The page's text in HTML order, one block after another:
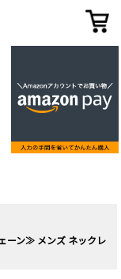
ーン≫ メンズ ネックレ